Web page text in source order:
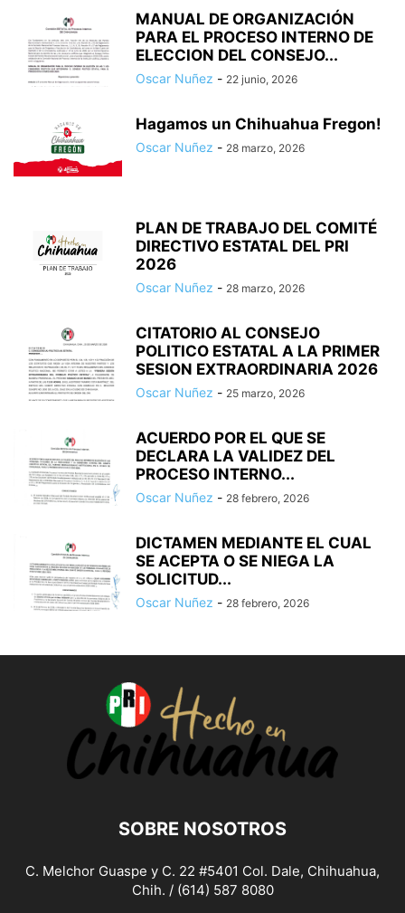
MANUAL DE ORGANIZACIÓN
PARA EL PROCESO INTERNO DE
ELECCION DEL CONSEJO...
Oscar Nuñez - 22 junio, 2026
Hagamos un Chihuahua Fregon!
Oscar Nuñez - 28 marzo, 2026
PLAN DE TRABAJO DEL COMITÉ
DIRECTIVO ESTATAL DEL PRI
2026
Oscar Nuñez - 28 marzo, 2026
CITATORIO AL CONSEJO
POLITICO ESTATAL A LA PRIMER
SESION EXTRAORDINARIA 2026
Oscar Nuñez - 25 marzo, 2026
ACUERDO POR EL QUE SE
DECLARA LA VALIDEZ DEL
PROCESO INTERNO...
Oscar Nuñez - 28 febrero, 2026
DICTAMEN MEDIANTE EL CUAL
SE ACEPTA O SE NIEGA LA
SOLICITUD...
Oscar Nuñez - 28 febrero, 2026
SOBRE NOSOTROS
C. Melchor Guaspe y C. 22 #5401 Col. Dale, Chihuahua,
Chih. / (614) 587 8080